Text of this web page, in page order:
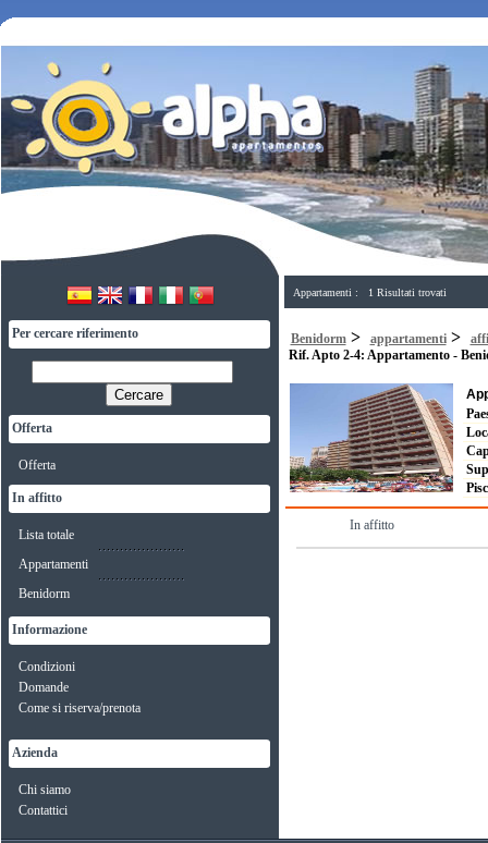
Per cercare riferimento
Cercare
Offerta
Offerta
In affitto
Lista totale
Appartamenti
Benidorm
Informazione
Condizioni
Domande
Come si riserva/prenota
Azienda
Chi siamo
Contattici
Appartamenti : 1 Risultati trovati
Benidorm> appartamenti>
Rif. Apto 2-4: Appartamento -
In affitto